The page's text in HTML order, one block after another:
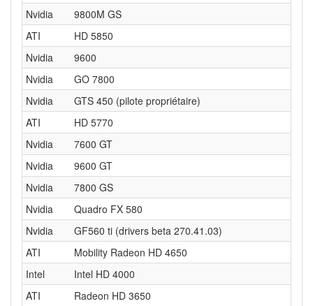
Nvidia
9800M GS
ATI
HD 5850
Nvidia
9600
Nvidia
GO 7800
Nvidia
GTS 450 (pilote propriétaire)
ATI
HD 5770
Nvidia
7600 GT
Nvidia
9600 GT
Nvidia
7800 GS
Nvidia
Quadro FX 580
Nvidia
GF560 ti (drivers beta 270.41.03)
ATI
Mobility Radeon HD 4650
Intel
Intel HD 4000
ATI
Radeon HD 3650